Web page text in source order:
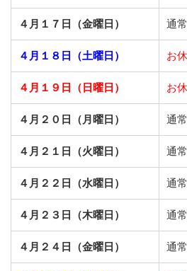
４月１７日（金曜日） 通
４月１８日（土曜日） お
４月１９日（日曜日） お
４月２０日（月曜日） 通
４月２１日（火曜日） 通
４月２２日（水曜日） 通
４月２３日（木曜日） 通
４月２４日（金曜日） 通